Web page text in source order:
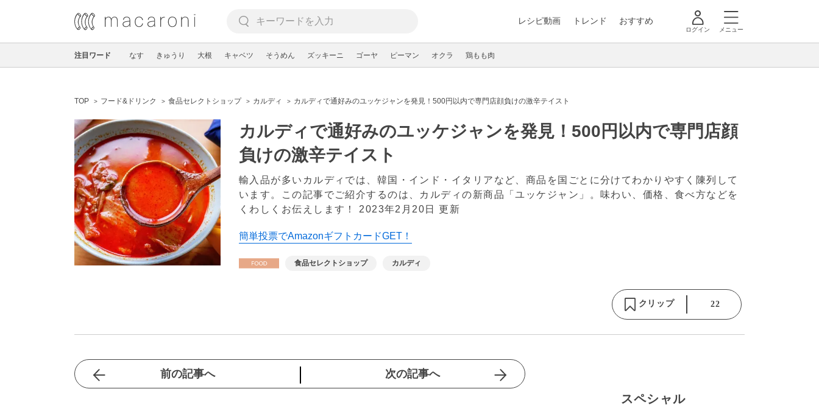
レシピ動画 トレンド おすすめ
ログイン メニュー
注目ワード なす きゅうり 大根 キャベツ そうめん ズッキーニ ゴーヤ ピーマン オクラ 鶏もも肉
TOP フード&ドリンク 食品セレクトショップ カルディ カルディで通好みのユッケジャンを発見！500円以内で専門店顔負けの激辛テイスト
カルディで通好みのユッケジャンを発見！500円以内で専門店顔
負けの激辛テイスト
輸入品が多いカルディでは、韓国・インド・イタリアなど、商品を国ごとに分けてわかりやすく陳列して
います。この記事でご紹介するのは、カルディの新商品「ユッケジャン」。味わい、価格、食べ方などを
くわしくお伝えします！ 2023年2月20日 更新
簡単投票でAmazonギフトカードGET！
食品セレクトショップ カルディ
クリップ 22
前の記事へ 次の記事へ
スペシャル